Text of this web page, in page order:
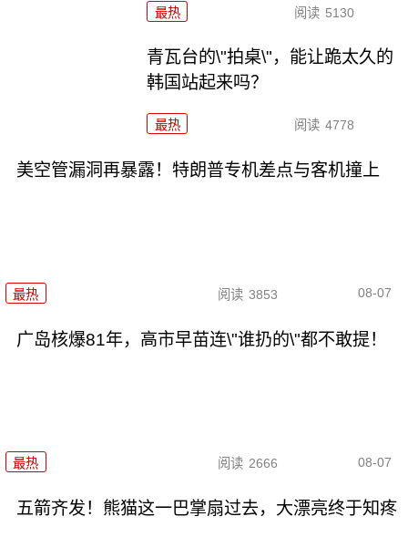
最热 阅读 5130
青瓦台的\"拍桌\"，能让跪太久的
韩国站起来吗？
最热 阅读 4778
美空管漏洞再暴露！特朗普专机差点与客机撞上
最热 阅读 3853 08-07
广岛核爆81年，高市早苗连\"谁扔的\"都不敢提！
最热 阅读 2666 08-07
五箭齐发！熊猫这一巴掌扇过去，大漂亮终于知疼